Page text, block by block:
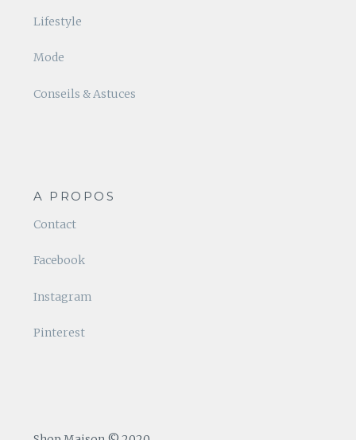
Lifestyle
Mode
Conseils & Astuces
A PROPOS
Contact
Facebook
Instagram
Pinterest